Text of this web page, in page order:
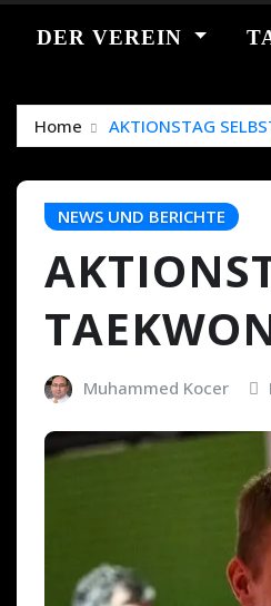
DER VEREIN
Home AKTIONSTAG
NEWS UND BERICHTE
Muhammed Kocer